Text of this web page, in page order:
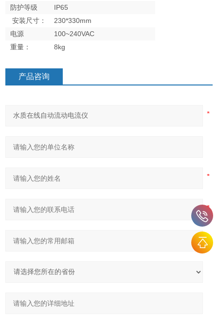
防护等级
IP65
安装尺寸：
230*330mm
电源
100~240VAC
重量：
8kg
产品咨询